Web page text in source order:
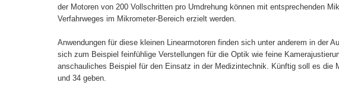
der Motoren von 200 Vollschritten pro Umdrehung können mit entsprechenden
Verfahrweges im Mikrometer-Bereich erzielt werden.
Anwendungen für diese kleinen Linearmotoren finden sich unter anderem in der
sich zum Beispiel feinfühlige Verstellungen für die Optik wie feine
anschauliches Beispiel für den Einsatz in der Medizintechnik. Künftig soll es die
und 34 geben.